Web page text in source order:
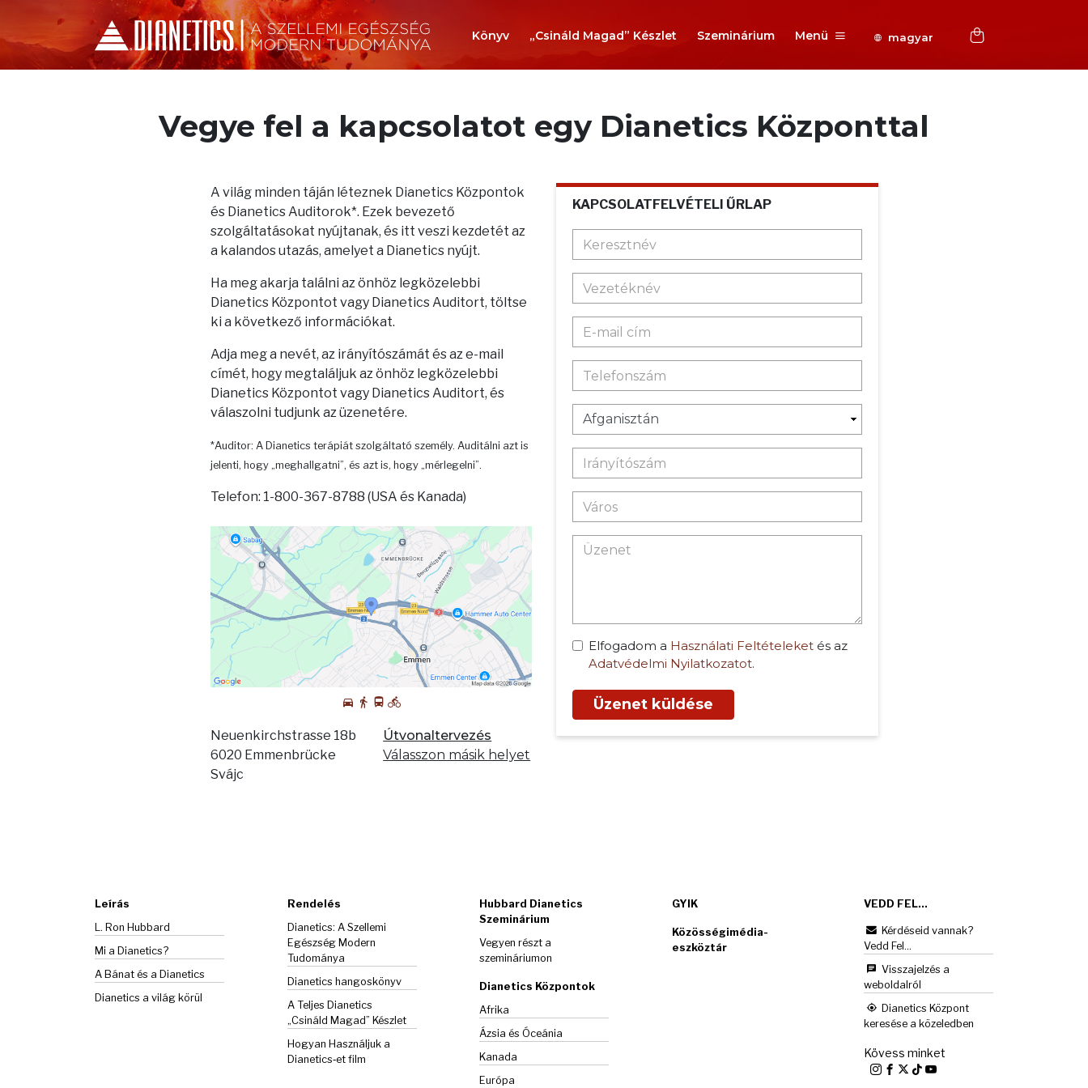
Könyv „Csináld Magad” Készlet Szeminárium Menü magyar
Vegye fel a kapcsolatot egy Dianetics Központtal
A világ minden táján léteznek Dianetics Központok
és Dianetics Auditorok*. Ezek bevezető
szolgáltatásokat nyújtanak, és itt veszi kezdetét az
a kalandos utazás, amelyet a Dianetics nyújt.
Ha meg akarja találni az önhöz legközelebbi
Dianetics Központot vagy Dianetics Auditort, töltse
ki a következő információkat.
Adja meg a nevét, az irányítószámát és az e-mail
címét, hogy megtaláljuk az önhöz legközelebbi
Dianetics Központot vagy Dianetics Auditort, és
válaszolni tudjunk az üzenetére.
*Auditor: A Dianetics terápiát szolgáltató személy. Auditálni azt is
jelenti, hogy „meghallgatni”, és azt is, hogy „mérlegelni”.
Telefon: 1-800-367-8788 (USA és Kanada)
Neuenkirchstrasse 18b
6020 Emmenbrücke
Svájc
Útvonaltervezés
Válasszon másik helyet
KAPCSOLATFELVÉTELI ŰRLAP
Elfogadom a Használati Feltételeket és az
Adatvédelmi Nyilatkozatot.
Üzenet küldése
Leírás
L. Ron Hubbard
Mi a Dianetics?
A Bánat és a Dianetics
Dianetics a világ körül
Rendelés
Dianetics: A Szellemi
Egészség Modern
Tudománya
Dianetics hangoskönyv
A Teljes Dianetics
„Csináld Magad” Készlet
Hogyan Használjuk a
Dianetics‑et film
Hubbard Dianetics
Szeminárium
Vegyen részt a
szemináriumon
Dianetics Központok
Afrika
Ázsia és Óceánia
Kanada
Európa
GYIK
Közösségimédia-
eszköztár
VEDD FEL...
Kérdéseid vannak?
Vedd Fel...
Visszajelzés a
weboldalról
Dianetics Központ
keresése a közeledben
Kövess minket